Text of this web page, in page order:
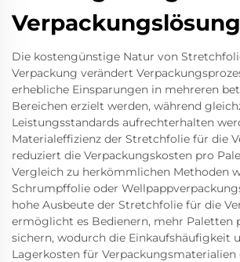
Verpackungslösung
Die kostengünstige Natur von
Verpackung verändert
erhebliche Einsparungen in mehreren
Bereichen erzielt werden, während
Leistungsstandards aufrechterhalten
Materialeffizienz der Stretchfolie für die
reduziert die Verpackungskosten pro
Vergleich zu herkömmlichen Methoden
Schrumpffolie oder
hohe Ausbeute der Stretchfolie für die
ermöglicht es Bedienern, mehr Paletten
sichern, wodurch die Einkaufshäufigkeit
Lagerkosten für Verpackungsmaterialien